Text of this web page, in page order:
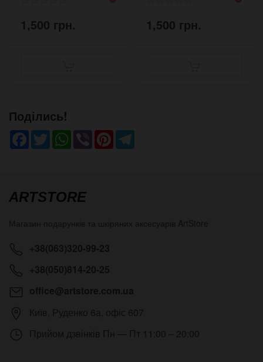
1,500 грн. 1,500 грн.
Поділись!
Facebook
TwitterWhatsApp
ViberPinterest
ARTSTORE